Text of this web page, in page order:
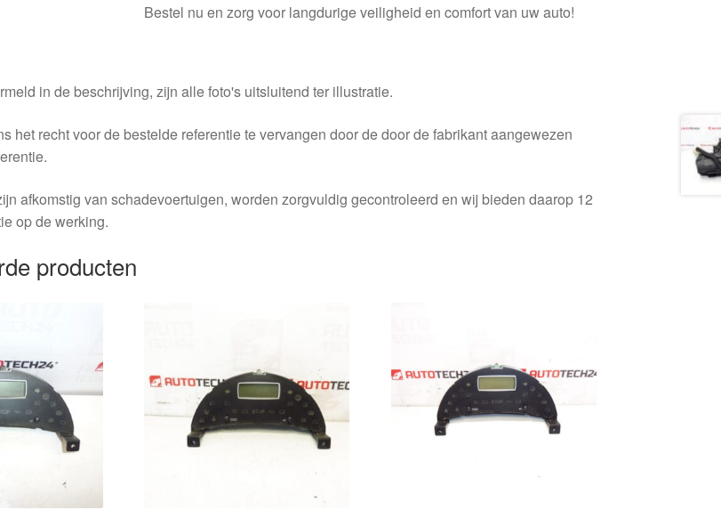
Bestel nu en zorg voor langdurige veiligheid en comfort van uw auto!
in de beschrijving, zijn alle foto's uitsluitend ter illustratie.
het recht voor de bestelde referentie te vervangen door de door de fabrikant aangewezen
afkomstig van schadevoertuigen, worden zorgvuldig gecontroleerd en wij bieden daarop 12
op de werking.
producten